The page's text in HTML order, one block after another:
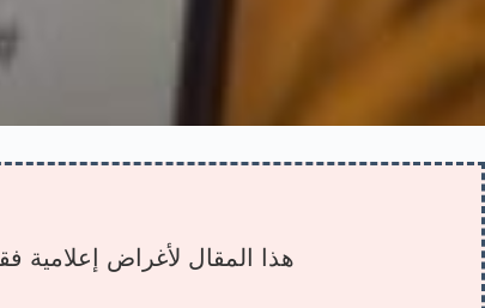
هذا المقال لأغراض إعلامية